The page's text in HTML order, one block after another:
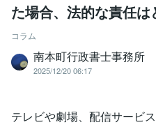
た場合、法的な責任は
コラム
南本町行政書士事務所
2025/12/20 06:17
テレビや劇場、配信サービ